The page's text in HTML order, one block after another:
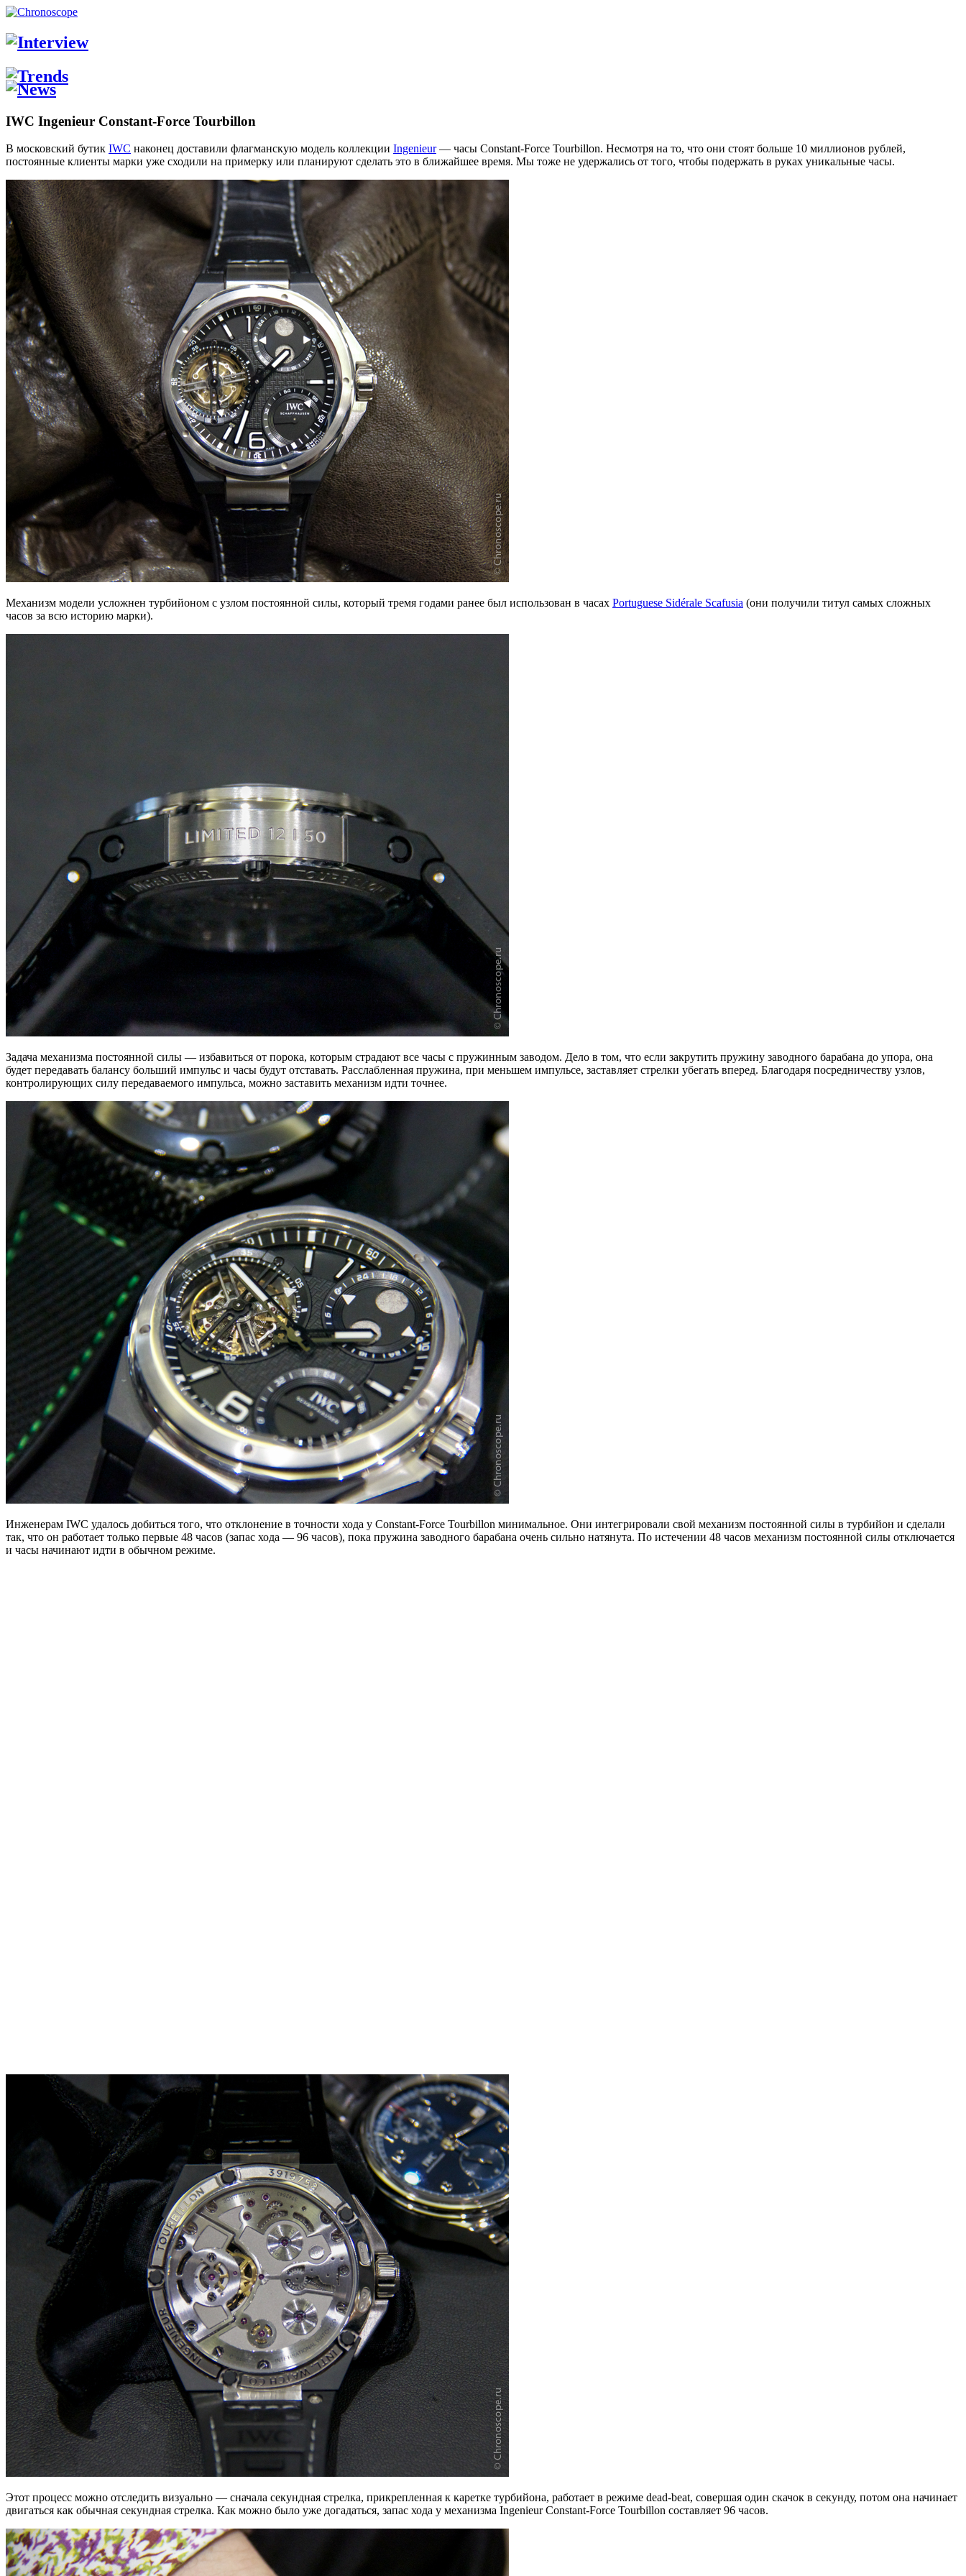
IWC Ingenieur Constant-Force Tourbillon
В московский бутик IWC наконец доставили флагманскую модель коллекции Ingenieur— часы Constant-Force Tourbillon. Несмотря на то, что они стоят больше 10 миллионов рублей,
постоянные клиенты марки уже сходили на примерку или планируют сделать это в ближайшее время. Мы тоже не удержались от того, чтобы подержать в руках уникальные часы.
Механизм модели усложнен турбийоном с узлом постоянной силы, который тремя годами ранее был использован в часах Portuguese Sidérale Scafusia (они получили титул самых сложных
часов за всю историю марки).
Задача механизма постоянной силы — избавиться от порока, которым страдают все часы с пружинным заводом. Дело в том, что если закрутить пружину заводного барабана до упора, она
будет передавать балансу больший импульс и часы будут отставать. Расслабленная пружина, при меньшем импульсе, заставляет стрелки убегать вперед. Благодаря посредничеству узлов,
контролирующих силу передаваемого импульса, можно заставить механизм идти точнее.
Инженерам IWC удалось добиться того, что отклонение в точности хода у Constant-Force Tourbillon минимальное. Они интегрировали свой механизм постоянной силы в турбийон и сделали
так, что он работает только первые 48 часов (запас хода — 96 часов), пока пружина заводного барабана очень сильно натянута. По истечении 48 часов механизм постоянной силы отключается
и часы начинают идти в обычном режиме.
Этот процесс можно отследить визуально — сначала секундная стрелка, прикрепленная к каретке турбийона, работает в режиме dead-beat, совершая один скачок в секунду, потом она начинает
двигаться как обычная секундная стрелка. Как можно было уже догадаться, запас хода у механизма Ingenieur Constant-Force Tourbillon составляет 96 часов.